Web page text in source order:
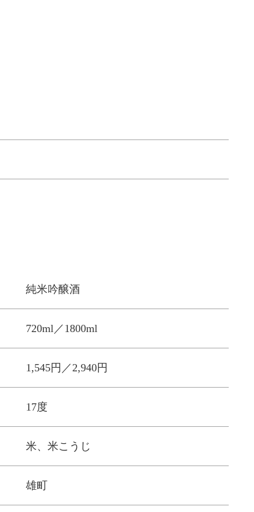
純米吟醸酒
720ml／1800ml
1,545円／2,940円
17度
米、米こうじ
雄町